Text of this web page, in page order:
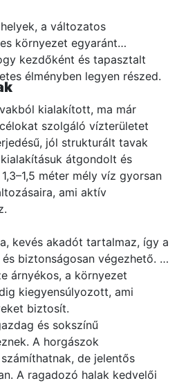
a változatos
környezet egyaránt
kezdőként és tapasztalt
élményben legyen részed.
kialakított, ma már
szolgáló vízterületet
jól strukturált tavak
átgondolt és
méter mély víz gyorsan
ami aktív
kevés akadót tartalmaz, így a
biztonságosan végezhető. A
árnyékos, a környezet
kiegyensúlyozott, ami
biztosít.
és sokszínű
A horgászok
de jelentős
A ragadozó halak kedvelői